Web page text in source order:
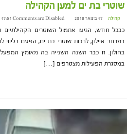
שוטרי בת ים למען הקהילה
קהילה 17 בינואר 2018 at 17:51 Comments are Disabled
כבכל חודש, הגיעו אתמול השוטרים
במרחב איילון, לרבות שוטרי בת ים, הפעם
בחולון. זו כבר השנה השנייה בה מאומץ המפעל
במסגרת הפעילות מצטרפים […]